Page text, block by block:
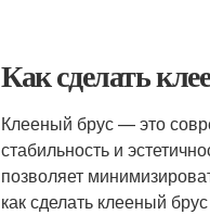
Как сделать
Клееный брус — это
стабильность и
позволяет
как сделать клееный